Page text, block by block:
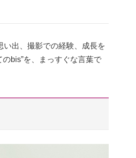
い出、撮影での経験、成長を
bis”を、まっすぐな言葉で